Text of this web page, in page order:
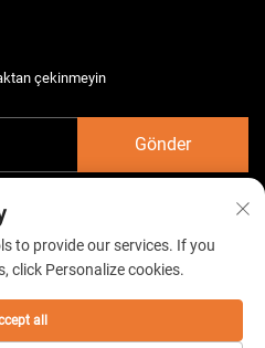
çekinmeyin
Gönder
Elektromekanik Co. Ltd. Tüm
- Gizlilik Politikası
to provide our services. If you
click Personalize cookies.
all